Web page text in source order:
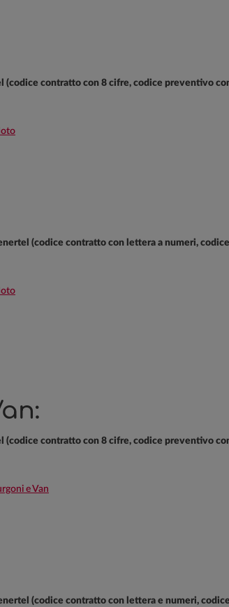
contratto con 8 cifre, codice preventivo
(codice contratto con lettera a numeri,
contratto con 8 cifre, codice preventivo
e Van
(codice contratto con lettera e numeri,